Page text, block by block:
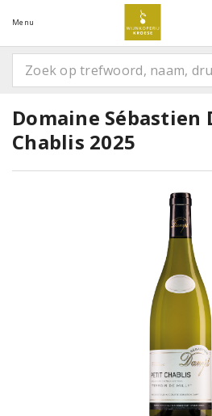
Menu
Domaine Sébastien
Chablis 2025